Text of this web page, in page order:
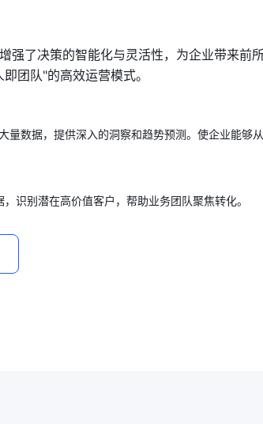
强了决策的智能化与灵活性，为企业带来前
团队"的高效运营模式。
量数据，提供深入的洞察和趋势预测。使企业能够
识别潜在高价值客户，帮助业务团队聚焦转化。